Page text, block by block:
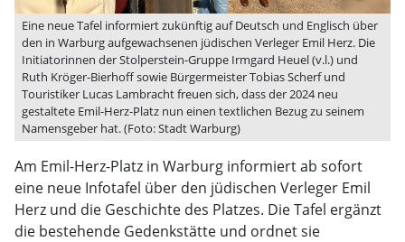
Eine neue Tafel informiert zukünftig auf Deutsch und Englisch über
den in Warburg aufgewachsenen jüdischen Verleger Emil Herz. Die
Initiatorinnen der Stolperstein-Gruppe Irmgard Heuel (v.l.) und
Ruth Kröger-Bierhoff sowie Bürgermeister Tobias Scherf und
Touristiker Lucas Lambracht freuen sich, dass der 2024 neu
gestaltete Emil-Herz-Platz nun einen textlichen Bezug zu seinem
Namensgeber hat. (Foto: Stadt Warburg)
Am Emil-Herz-Platz in Warburg informiert ab sofort
eine neue Infotafel über den jüdischen Verleger Emil
Herz und die Geschichte des Platzes. Die Tafel ergänzt
die bestehende Gedenkstätte und ordnet sie